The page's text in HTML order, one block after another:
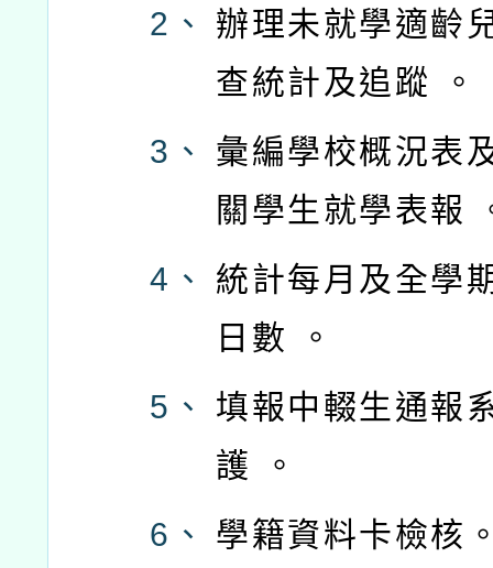
2、
辦理未就學適齡
查統計及追蹤 。
3、
彙編學校概況表
關學生就學表報
4、
統計每月及全學
日數 。
5、
填報中輟生通報
護 。
6、
學籍資料卡檢核